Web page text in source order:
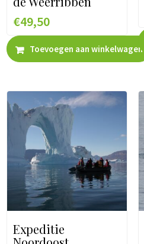
€49,50
Toevoegen aan winkelwagen
Expeditie